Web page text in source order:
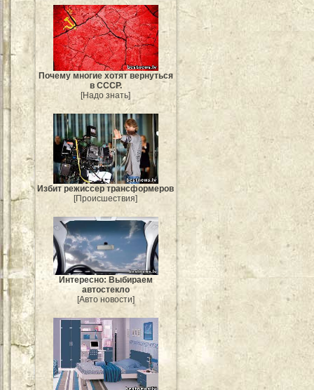
Почему многие хотят вернуться
в СССР.
[Надо знать]
Избит режиссер трансформеров
[Происшествия]
Интересно: Выбираем
автостекло
[Авто новости]